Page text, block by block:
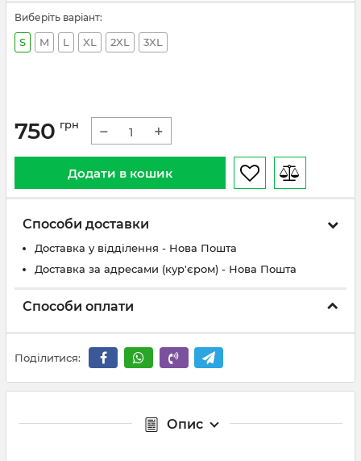
Виберіть варіант:
S M L XL 2XL 3XL
750 грн − +
Додати в кошик
Способи доставки
Доставка у відділення - Нова Пошта
Доставка за адресами (кур'єром) - Нова Пошта
Способи оплати
Поділитися:
Опис